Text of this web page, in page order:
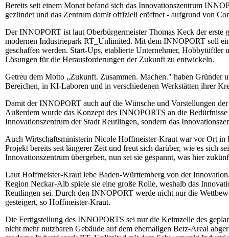
Bereits seit einem Monat befand sich das Innovationszentrum
gezündet und das Zentrum damit offiziell eröffnet - aufgrund von
Der INNOPORT ist laut Oberbürgermeister Thomas Keck der
modernen Industriepark RT_Unlimited. Mit dem INNOPORT soll
geschaffen werden. Start-Ups, etablierte Unternehmer,
Lösungen für die Herausforderungen der Zukunft zu entwickeln.
Getreu dem Motto „Zukunft. Zusammen. Machen." haben
Bereichen, in KI-Laboren und in verschiedenen Werkstätten ihrer
Damit der INNOPORT auch auf die Wünsche und Vorstellungen
Außerdem wurde das Konzept des INNOPORTS an die
Innovationszentrum der Stadt Reutlingen, sondern das
Auch Wirtschaftsministerin Nicole Hoffmeister-Kraut war vor Ort
Projekt bereits seit längerer Zeit und freut sich darüber, wie es sich
Innovationszentrum übergeben, nun sei sie gespannt, was hier
Laut Hoffmeister-Kraut lebe Baden-Württemberg von der
Region Neckar-Alb spiele sie eine große Rolle, weshalb das
Reutlingen sei. Durch den INNOPORT werde nicht nur die
gesteigert, so Hoffmeister-Kraut.
Die Fertigstellung des INNOPORTS sei nur die Keimzelle des
nicht mehr nutzbaren Gebäude auf dem ehemaligen Betz-Areal